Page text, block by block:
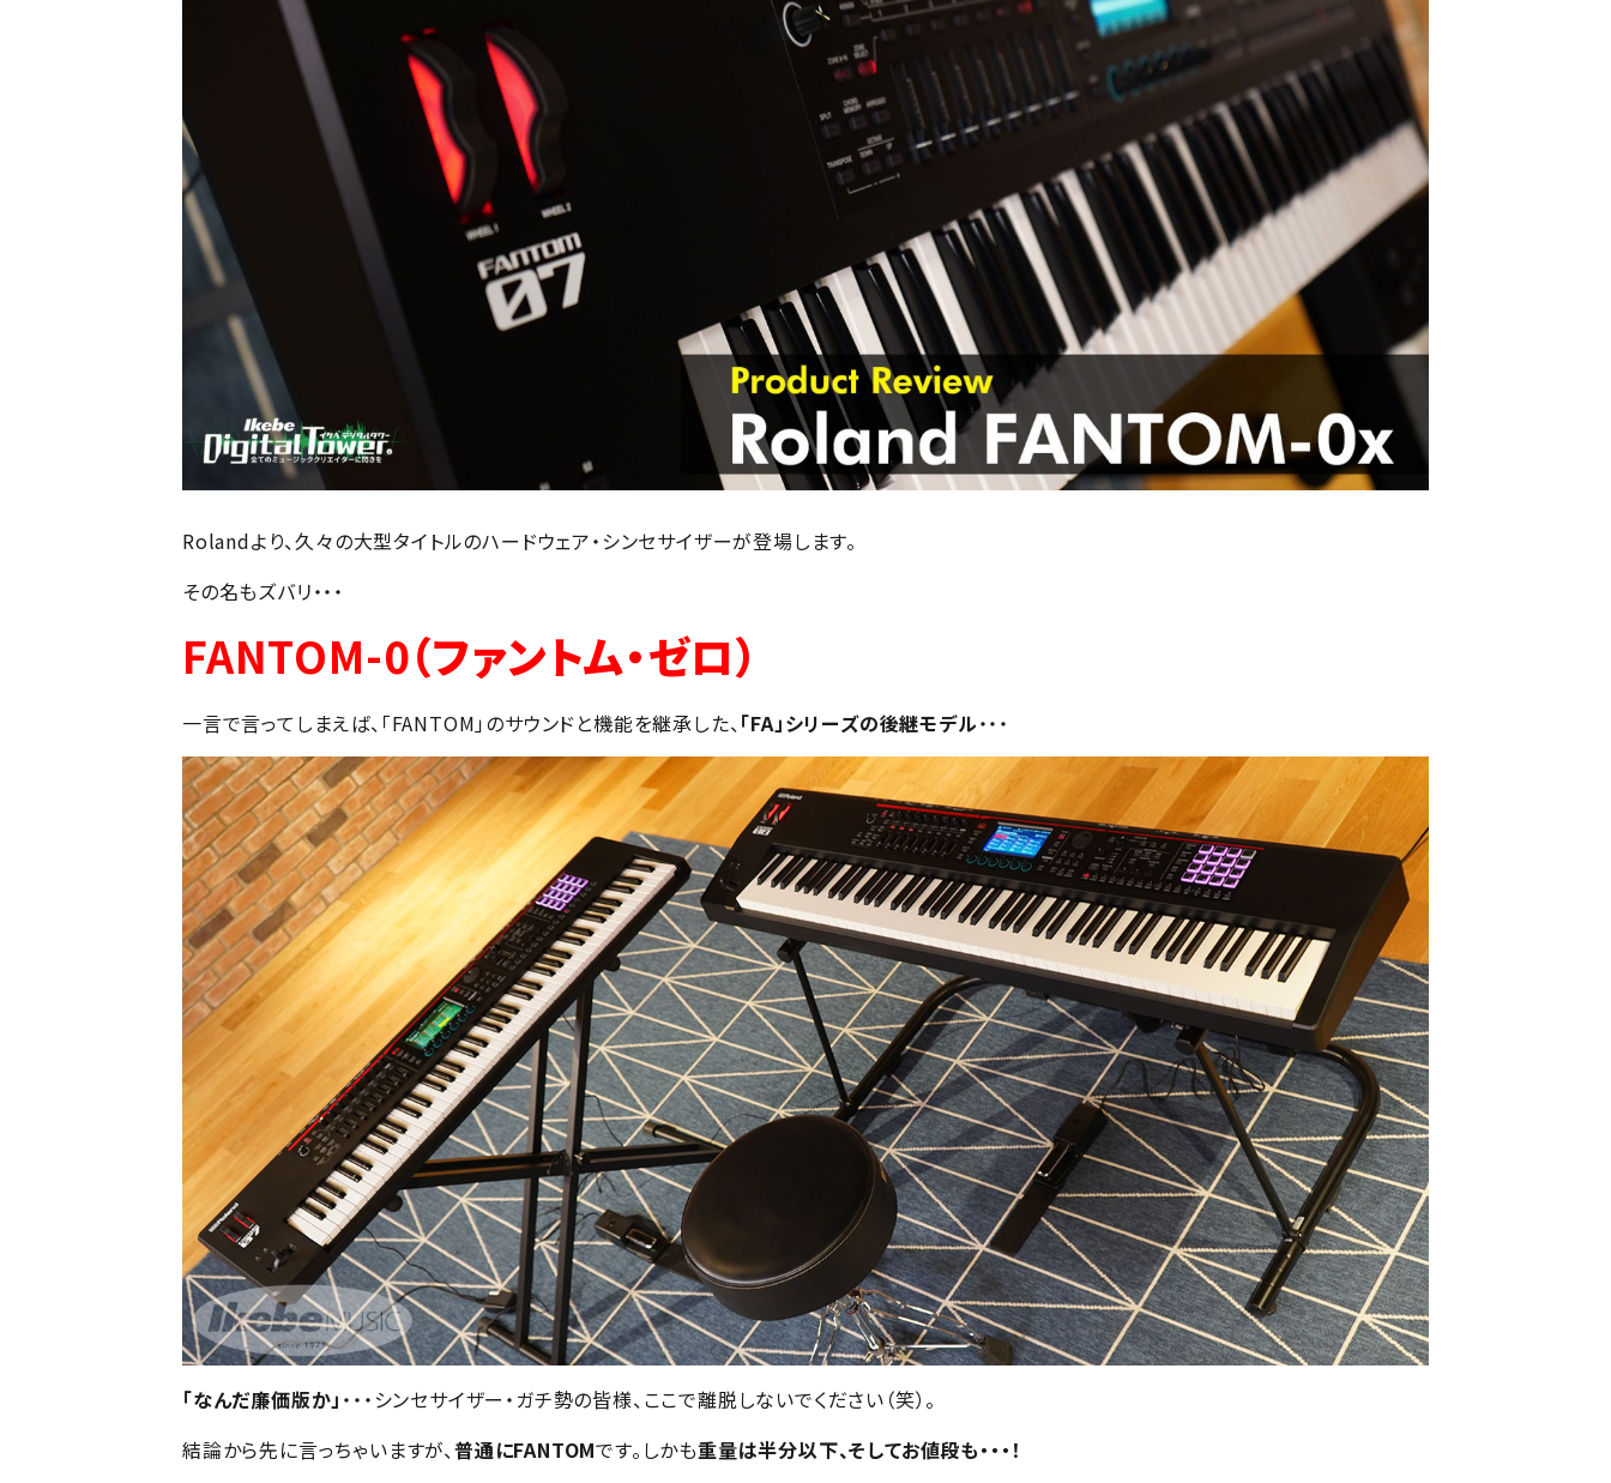
Rolandより、久々の大型タイトルのハードウェア・シンセサイザーが登場します。
その名もズバリ・・・
FANTOM-0（ファントム・ゼロ）
一言で言ってしまえば、「FANTOM」のサウンドと機能を継承した、「FA」シリーズの後継モデル・・・
「なんだ廉価版か」 ・・・シンセサイザー・ガチ勢の皆様、ここで離脱しないでください（笑）。
結論から先に言っちゃいますが、普通にFANTOMです。しかも重量は半分以下、そしてお値段も・・・！